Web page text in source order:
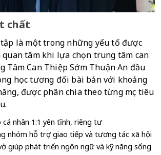
chất
là một trong những yếu tố được
quan tâm khi lựa chọn trung tâm can
Tâm Can Thiệp Sớm Thuận An đầu
học tương đối bài bản với khoảng
được phân chia theo từng mục tiêu
cá nhân 1:1 yên tĩnh, riêng tư
nhóm hỗ trợ giao tiếp và tương tác xã hội
giúp phát triển ngôn ngữ và kỹ năng sống